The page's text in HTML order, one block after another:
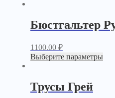
Бюстгальтер
1100.00 ₽
Выберите параметры
Трусы Грей